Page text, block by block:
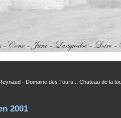
- Domaine des Tours... Chateau de la
2001